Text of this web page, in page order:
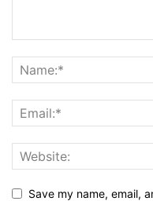
Save my name, email,